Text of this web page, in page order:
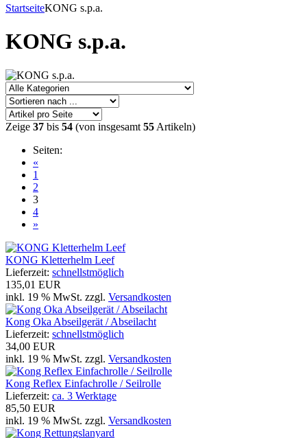
StartseiteKONG s.p.a.
KONG s.p.a.
Zeige 37 bis 54 (von insgesamt 55 Artikeln)
Seiten:
«
1
2
3
4
»
KONG Kletterhelm Leef
Lieferzeit: schnellstmöglich
135,01 EUR
inkl. 19 % MwSt. zzgl. Versandkosten
Kong Oka Abseilgerät / Abseilacht
Lieferzeit: schnellstmöglich
34,00 EUR
inkl. 19 % MwSt. zzgl. Versandkosten
Kong Reflex Einfachrolle / Seilrolle
Lieferzeit: ca. 3 Werktage
85,50 EUR
inkl. 19 % MwSt. zzgl. Versandkosten